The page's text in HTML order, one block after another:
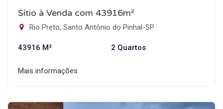
Sítio à Venda com 43916m²
Rio Preto, Santo Antônio do Pinhal-SP
43916 M² 2 Quartos
Mais informações